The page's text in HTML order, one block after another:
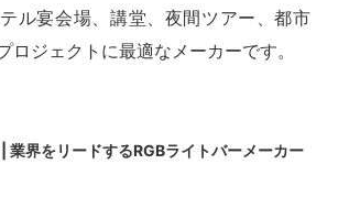
ル宴会場、講堂、夜間ツアー、都市
ロジェクトに最適なメーカーです。